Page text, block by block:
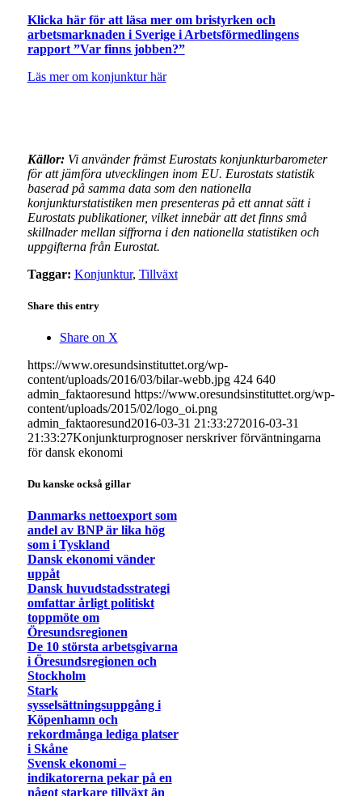
Klicka här för att läsa mer om bristyrken och
arbetsmarknaden i Sverige i Arbetsförmedlingens
rapport ”Var finns jobben?”
Läs mer om konjunktur här
Källor:Vi använder främst Eurostats konjunkturbarometer
för att jämföra utvecklingen inom EU. Eurostats statistik
baserad på samma data som den nationella
konjunkturstatistiken men presenteras på ett annat sätt i
Eurostats publikationer, vilket innebär att det finns små
skillnader mellan siffrorna i den nationella statistiken och
uppgifterna från Eurostat.
Taggar: Konjunktur, Tillväxt
Share this entry
Share on X
https://www.oresundsinstituttet.org/wp-
content/uploads/2016/03/bilar-webb.jpg 424 640
admin_faktaoresund https://www.oresundsinstituttet.org/wp-
content/uploads/2015/02/logo_oi.png
admin_faktaoresund2016-03-31 21:33:272016-03-31
21:33:27Konjunkturprognoser nerskriver förväntningarna
för dansk ekonomi
Du kanske också gillar
Danmarks nettoexport som
andel av BNP är lika hög
som i Tyskland
Dansk ekonomi vänder
uppåt
Dansk huvudstadsstrategi
omfattar årligt politiskt
toppmöte om
Öresundsregionen
De 10 största arbetsgivarna
i Öresundsregionen och
Stockholm
Stark
sysselsättningsuppgång i
Köpenhamn och
rekordmånga lediga platser
i Skåne
Svensk ekonomi –
indikatorerna pekar på en
något starkare tillväxt än